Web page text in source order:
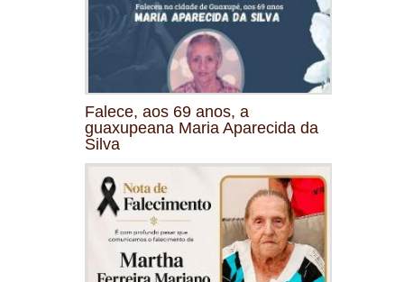
Falece, aos 69 anos, a
guaxupeana Maria Aparecida da
Silva